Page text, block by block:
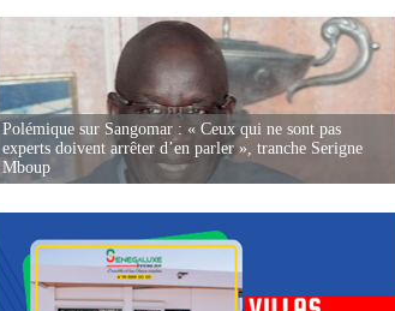
Polémique sur Sangomar : « Ceux qui ne sont pas
experts doivent arrêter d’en parler », tranche Serigne
Mboup